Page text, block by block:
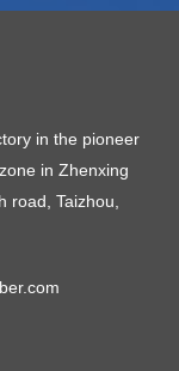
in the pioneer
in Zhenxing
road, Taizhou,